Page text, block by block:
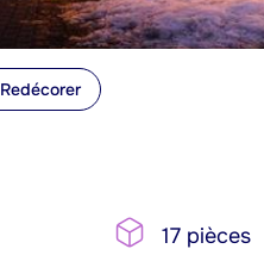
Redécorer
17 pièces